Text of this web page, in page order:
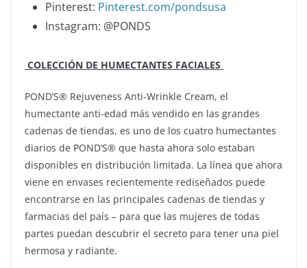
Pinterest: Pinterest.com/pondsusa
Instagram: @PONDS
COLECCIÓN DE HUMECTANTES FACIALES
POND’S® Rejuveness Anti-Wrinkle Cream, el
humectante anti-edad más vendido en las grandes
cadenas de tiendas, es uno de los cuatro humectantes
diarios de POND’S® que hasta ahora solo estaban
disponibles en distribución limitada. La línea que ahora
viene en envases recientemente rediseñados puede
encontrarse en las principales cadenas de tiendas y
farmacias del país – para que las mujeres de todas
partes puedan descubrir el secreto para tener una piel
hermosa y radiante.